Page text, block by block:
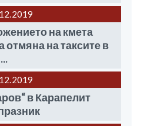
2019
на кмета
отмяна на таксите в
2019
в Карапелит